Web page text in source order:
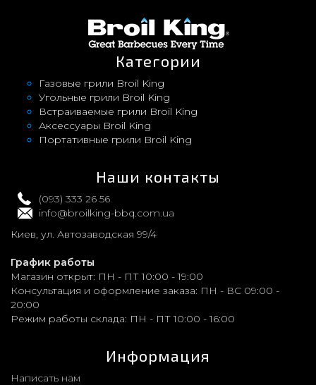
Категории
Газовые грили Broil King
Угольные грили Broil King
Встраиваемые грили Broil King
Аксессуары Broil King
Портативные грили Broil King
Наши контакты
(093) 333 26 56
info@broilking-bbq.com.ua
Киев, ул. Автозаводская 99/4
График работы
Магазин открыт: ПН - ПТ 10:00 - 19:00
Консультация и оформление заказа: ПН - ВС 09:00 -
20:00
Режим работы склада: ПН - ПТ 10:00 - 16:00
Информация
Написать нам